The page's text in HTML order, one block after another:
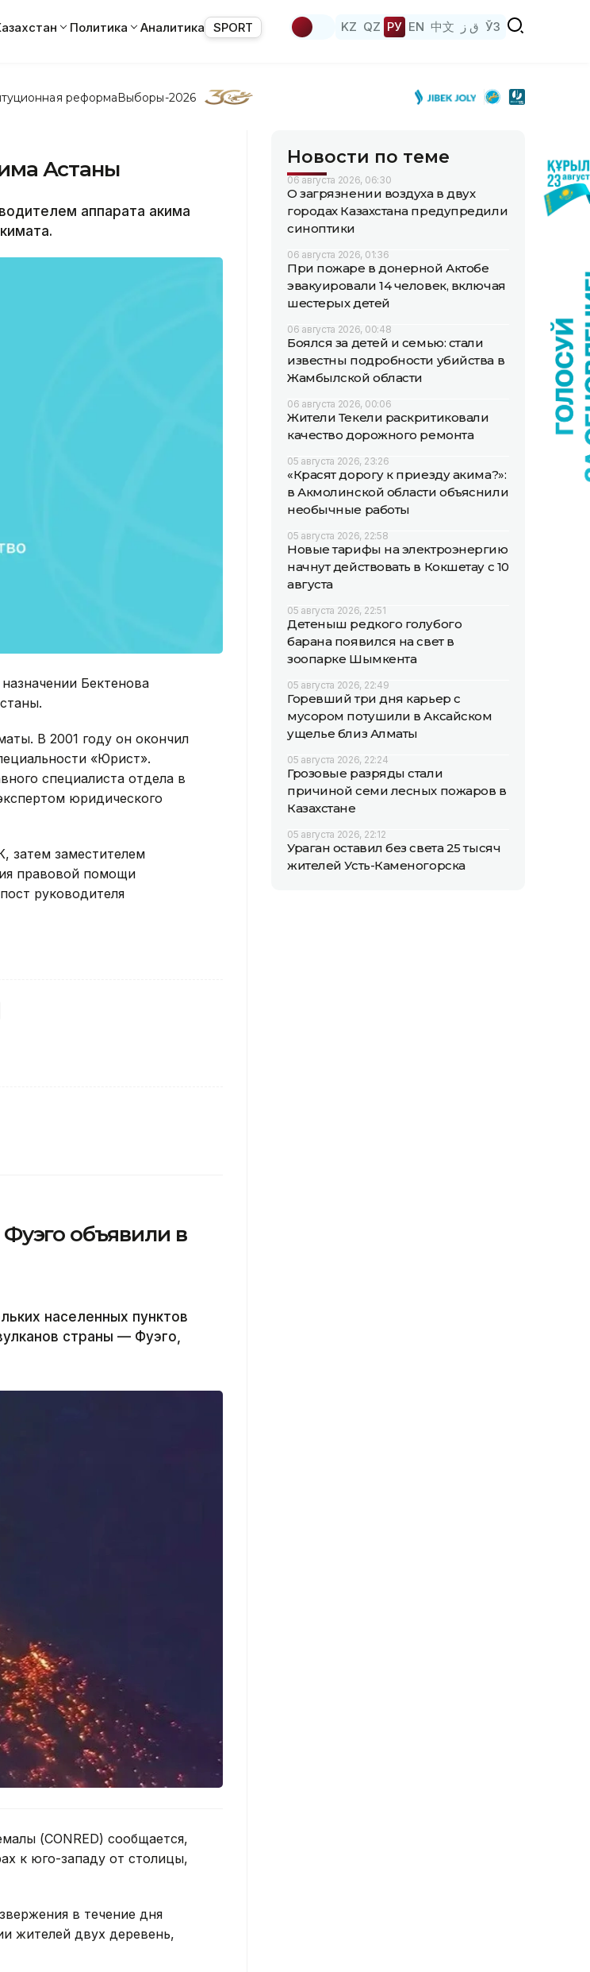
Политика Аналитика SPORT KZ QZ РУ EN 中文 ق ز ЎЗ
реформаВыборы-2026
Астаны
аппарата акима
Бектенова
В 2001 году он окончил
«Юрист».
специалиста отдела в
юридического
затем заместителем
правовой помощи
руководителя
объявили в
населенных пунктов
страны — Фуэго,
(CONRED) сообщается,
к юго-западу от столицы,
в течение дня
жителей двух деревень,
Новости по теме
06 августа 2026, 06:30
О загрязнении воздуха в двух
городах Казахстана предупредили
синоптики
06 августа 2026, 01:36
При пожаре в донерной Актобе
эвакуировали 14 человек, включая
шестерых детей
06 августа 2026, 00:48
Боялся за детей и семью: стали
известны подробности убийства в
Жамбылской области
06 августа 2026, 00:06
Жители Текели раскритиковали
качество дорожного ремонта
05 августа 2026, 23:26
«Красят дорогу к приезду акима?»:
в Акмолинской области объяснили
необычные работы
05 августа 2026, 22:58
Новые тарифы на электроэнергию
начнут действовать в Кокшетау с 10
августа
05 августа 2026, 22:51
Детеныш редкого голубого
барана появился на свет в
зоопарке Шымкента
05 августа 2026, 22:49
Горевший три дня карьер с
мусором потушили в Аксайском
ущелье близ Алматы
05 августа 2026, 22:24
Грозовые разряды стали
причиной семи лесных пожаров в
Казахстане
05 августа 2026, 22:12
Ураган оставил без света 25 тысяч
жителей Усть-Каменогорска